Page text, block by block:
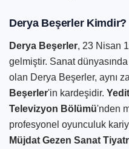
Derya Beşerler Kimdir?
Derya Beşerler, 23 Nisan
gelmiştir. Sanat
olan Derya Beşerler, aynı
Beşerler'in kardeşidir.
Televizyon Bölümü'nden
profesyonel oyunculuk
Müjdat Gezen Sanat